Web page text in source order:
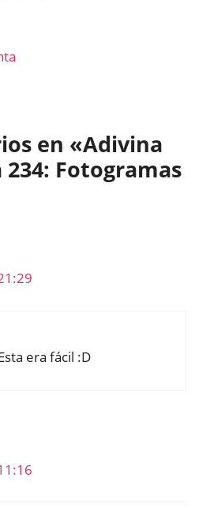
en «Adivina
Fotogramas
era fácil :D